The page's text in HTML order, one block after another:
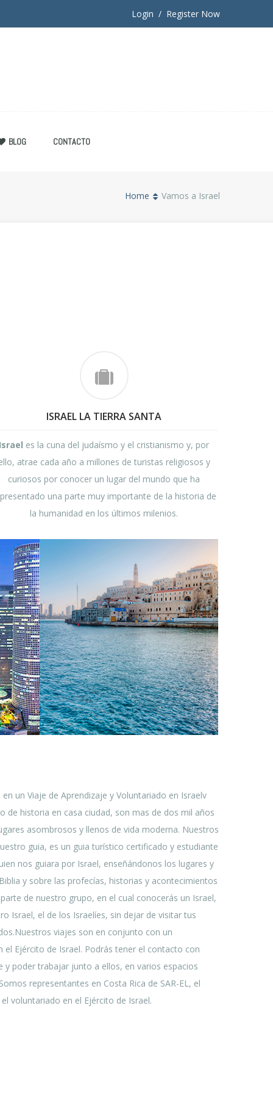
Login / Register Now
BLOG CONTACTO
Home Vamos a Israel
ISRAEL LA TIERRA SANTA
es la cuna del judaísmo y el cristianismo y, por
atrae cada año a millones de turistas religiosos y
curiosos por conocer un lugar del mundo que ha
una parte muy importante de la historia de
la humanidad en los últimos milenios.
un Viaje de Aprendizaje y Voluntariado en Israelv
de historia en casa ciudad, son mas de dos mil años
asombrosos y llenos de vida moderna. Nuestros
guia, es un guia turístico certificado y estudiante
nos guiara por Israel, enseñándonos los lugares y
y sobre las profecías, historias y acontecimientos
de nuestro grupo, en el cual conocerás un Israel,
Israel, el de los Israelíes, sin dejar de visitar tus
viajes son en conjunto con un
el Ejército de Israel. Podrás tener el contacto con
y poder trabajar junto a ellos, en varios espacios
representantes en Costa Rica de SAR-EL, el
voluntariado en el Ejército de Israel.